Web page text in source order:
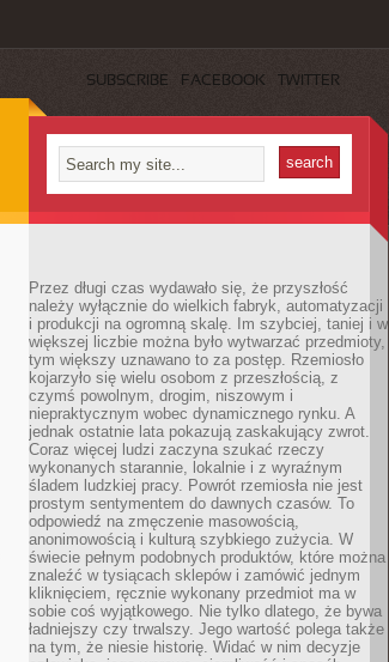
SUBSCRIBE FACEBOOK TWITTER
Przez długi czas wydawało się, że przyszłość
należy wyłącznie do wielkich fabryk, automatyzacji
i produkcji na ogromną skalę. Im szybciej, taniej i w
większej liczbie można było wytwarzać przedmioty,
tym większy uznawano to za postęp. Rzemiosło
kojarzyło się wielu osobom z przeszłością, z
czymś powolnym, drogim, niszowym i
niepraktycznym wobec dynamicznego rynku. A
jednak ostatnie lata pokazują zaskakujący zwrot.
Coraz więcej ludzi zaczyna szukać rzeczy
wykonanych starannie, lokalnie i z wyraźnym
śladem ludzkiej pracy. Powrót rzemiosła nie jest
prostym sentymentem do dawnych czasów. To
odpowiedź na zmęczenie masowością,
anonimowością i kulturą szybkiego zużycia. W
świecie pełnym podobnych produktów, które można
znaleźć w tysiącach sklepów i zamówić jednym
kliknięciem, ręcznie wykonany przedmiot ma w
sobie coś wyjątkowego. Nie tylko dlatego, że bywa
ładniejszy czy trwalszy. Jego wartość polega także
na tym, że niesie historię. Widać w nim decyzje